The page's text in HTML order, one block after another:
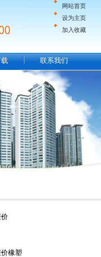
网站首页
设为主页
加入收藏
联系我们
橡塑